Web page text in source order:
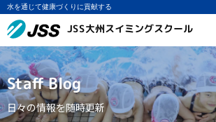
水を通じて健康づくりに貢献する
JSS大州スイミングスクール
Staff Blog
日々の情報を随時更新